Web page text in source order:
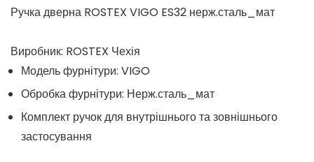
Ручка дверна ROSTEX VIGO ES32 нерж.сталь_мат
Виробник: ROSTEX Чехія
Модель фурнітури: VIGO
Обробка фурнітури: Нерж.сталь_мат
Комплект ручок для внутрішнього та зовнішнього
застосування